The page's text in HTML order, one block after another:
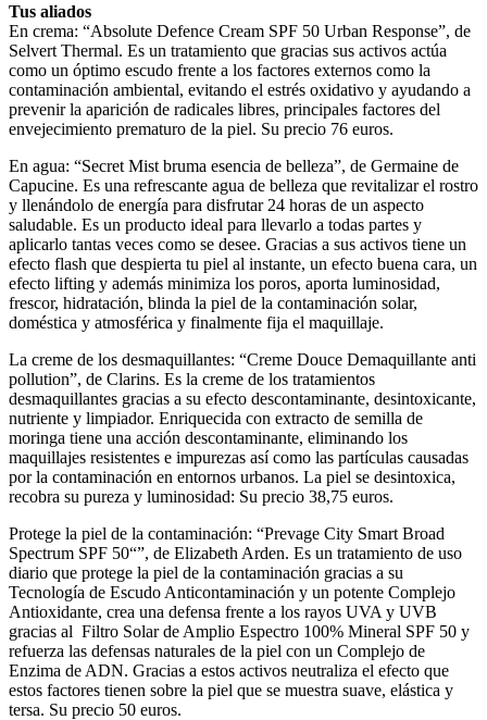
Tus aliados
En crema: “Absolute Defence Cream SPF 50 Urban Response”, de
Selvert Thermal. Es un tratamiento que gracias sus activos actúa
como un óptimo escudo frente a los factores externos como la
contaminación ambiental, evitando el estrés oxidativo y ayudando a
prevenir la aparición de radicales libres, principales factores del
envejecimiento prematuro de la piel. Su precio 76 euros.
En agua: “Secret Mist bruma esencia de belleza”, de Germaine de
Capucine. Es una refrescante agua de belleza que revitalizar el rostro
y llenándolo de energía para disfrutar 24 horas de un aspecto
saludable. Es un producto ideal para llevarlo a todas partes y
aplicarlo tantas veces como se desee. Gracias a sus activos tiene un
efecto flash que despierta tu piel al instante, un efecto buena cara, un
efecto lifting y además minimiza los poros, aporta luminosidad,
frescor, hidratación, blinda la piel de la contaminación solar,
doméstica y atmosférica y finalmente fija el maquillaje.
La creme de los desmaquillantes: “Creme Douce Demaquillante anti
pollution”, de Clarins. Es la creme de los tratamientos
desmaquillantes gracias a su efecto descontaminante, desintoxicante,
nutriente y limpiador. Enriquecida con extracto de semilla de
moringa tiene una acción descontaminante, eliminando los
maquillajes resistentes e impurezas así como las partículas causadas
por la contaminación en entornos urbanos. La piel se desintoxica,
recobra su pureza y luminosidad: Su precio 38,75 euros.
Protege la piel de la contaminación: “Prevage City Smart Broad
Spectrum SPF 50“”, de Elizabeth Arden. Es un tratamiento de uso
diario que protege la piel de la contaminación gracias a su
Tecnología de Escudo Anticontaminación y un potente Complejo
Antioxidante, crea una defensa frente a los rayos UVA y UVB
gracias al Filtro Solar de Amplio Espectro 100% Mineral SPF 50 y
refuerza las defensas naturales de la piel con un Complejo de
Enzima de ADN. Gracias a estos activos neutraliza el efecto que
estos factores tienen sobre la piel que se muestra suave, elástica y
tersa. Su precio 50 euros.